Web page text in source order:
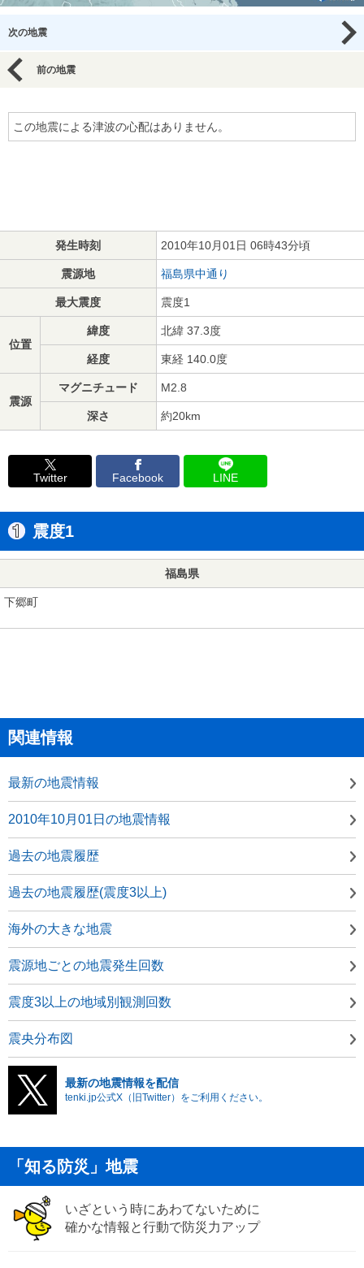
次の地震
前の地震
この地震による津波の心配はありません。
発生時刻 2010年10月01日 06時43分頃
震源地 福島県中通り
最大震度 震度1
位置
緯度 北緯 37.3度
経度 東経 140.0度
震源
マグニチュード M2.8
深さ 約20km
Twitter Facebook LINE
震度1
福島県
下郷町
関連情報
最新の地震情報
2010年10月01日の地震情報
過去の地震履歴
過去の地震履歴(震度3以上)
海外の大きな地震
震源地ごとの地震発生回数
震度3以上の地域別観測回数
震央分布図
最新の地震情報を配信
tenki.jp公式X（旧Twitter）をご利用ください。
「知る防災」地震
いざという時にあわてないために
確かな情報と行動で防災力アップ